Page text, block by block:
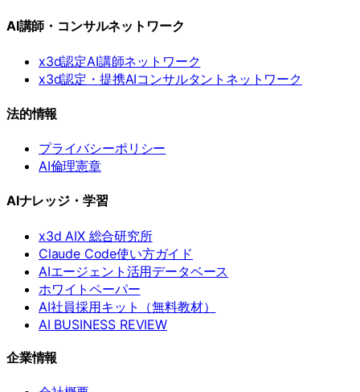
AI講師・コンサルネットワーク
x3d認定AI講師ネットワーク
x3d認定・提携AIコンサルタントネットワーク
法的情報
プライバシーポリシー
AI倫理憲章
AIナレッジ・学習
x3d AIX 総合研究所
Claude Code使い方ガイド
AIエージェント活用データベース
ホワイトペーパー
AI社員採用キット（無料教材）
AI BUSINESS REVIEW
企業情報